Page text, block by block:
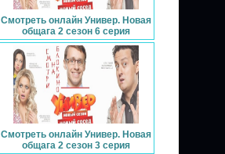
Смотреть онлайн Универ. Новая
общага 2 сезон 6 серия
Смотреть онлайн Универ. Новая
общага 2 сезон 3 серия